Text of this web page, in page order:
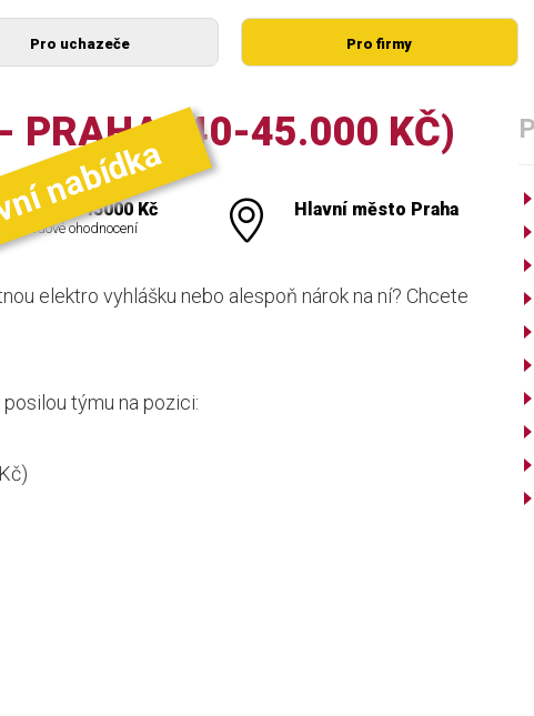
Pro uchazeče Pro firmy
PRAHA (40-45.000 KČ)
nabídka
40000 - 45000 Kč
mzdové ohodnocení
Hlavní město Praha
elektro vyhlášku nebo alespoň nárok na ní? Chcete
týmu na pozici: